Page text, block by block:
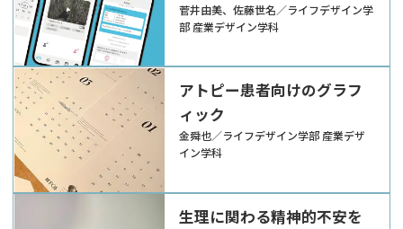
菅井由美、佐藤世名／ライフデザイン学
部 産業デザイン学科
アトピー患者向けのグラフ
ィック
金舜也／ライフデザイン学部 産業デザ
イン学科
生理に関わる精神的不安を